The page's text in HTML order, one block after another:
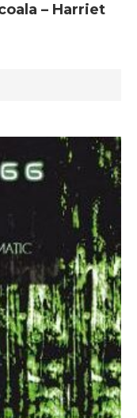
– Harriet